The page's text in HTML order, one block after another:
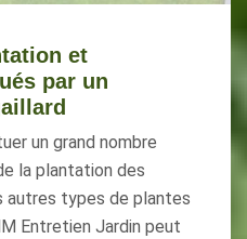
et
par un
un grand nombre
la plantation des
autres types de plantes
Entretien Jardin peut